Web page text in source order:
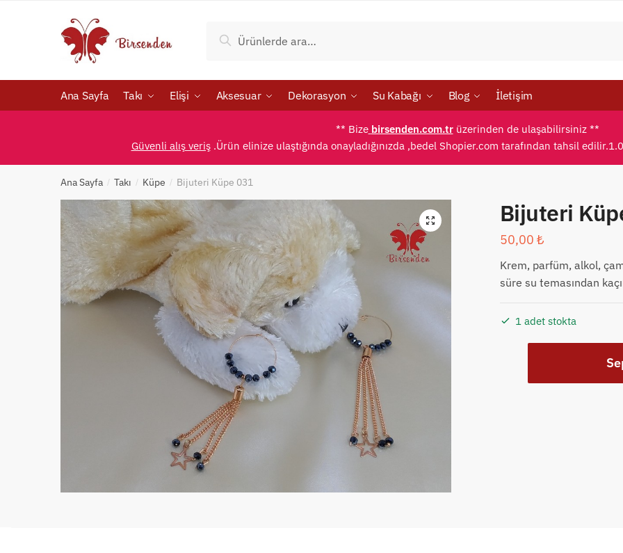
Ara
Ana Sayfa Takı Elişi Aksesuar Dekorasyon Su Kabağı Blog İletişim
** Bize birsenden.com.trüzerinden de ulaşabilirsiniz **
Güvenli alış veriş.Ürün elinize ulaştığında onayladığınızda ,bedel Shopier.com tarafından tahsil
Ana Sayfa / Takı / Küpe / Bijuteri Küpe 031
Bijuteri
50,00 ₺
Krem, parfüm, alkol,
süre su temasından
1 adet stokta